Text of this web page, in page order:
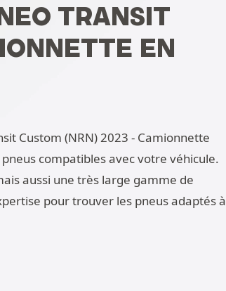
TRANSIT
EN
Custom (NRN) 2023 - Camionnette
compatibles avec votre véhicule.
aussi une très large gamme de
pour trouver les pneus adaptés à